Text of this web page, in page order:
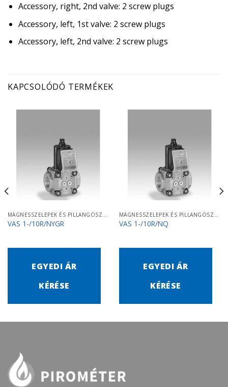
Accessory, right, 2nd valve: 2 screw plugs
Accessory, left, 1st valve: 2 screw plugs
Accessory, left, 2nd valve: 2 screw plugs
KAPCSOLÓDÓ TERMÉKEK
MÁGNESSZELEPEK ÉS PILLANGÓSZELEPEK
VAS 1-/10R/NYGR
EGYEDI ÁR
KÉRÉSE
MÁGNESSZELEPEK ÉS PILLANGÓSZELEPEK
VAS 1-/10R/NQ
EGYEDI ÁR
KÉRÉSE